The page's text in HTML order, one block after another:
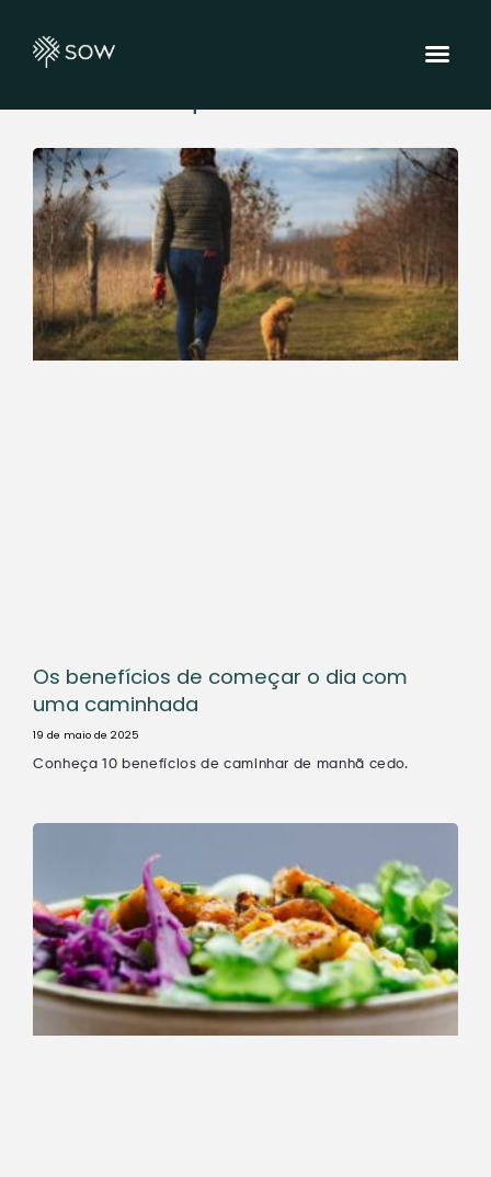
Os benefícios de começar o dia com
uma caminhada
19 de maio de 2025
Conheça 10 benefícios de caminhar de manhã cedo.